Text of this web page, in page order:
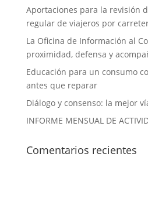
Aportaciones para la revisión
regular de viajeros por
La Oficina de Información al
proximidad, defensa y
Educación para un consumo
antes que reparar
Diálogo y consenso: la mejor
INFORME MENSUAL DE
Comentarios recientes